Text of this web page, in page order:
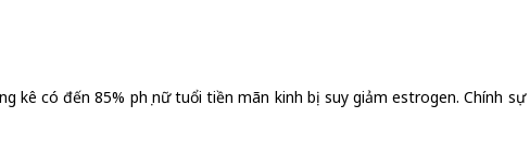
có đến 85% phụ nữ tuổi tiền mãn kinh bị suy giảm estrogen. Chính